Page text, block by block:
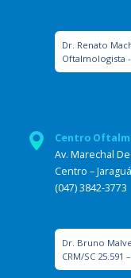
Dr. Renato
Oftalmologista -
Centro
Av. Marechal
Centro –
(047) 3842-3773
Dr. Bruno
CRM/SC 25.591